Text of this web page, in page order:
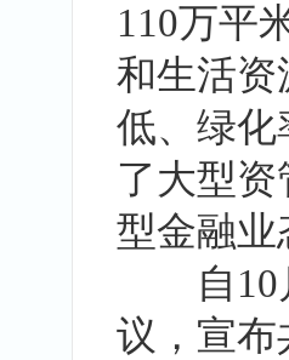
110万平
和生活资
低、绿化
了大型
型金融业
自10月
议，宣布